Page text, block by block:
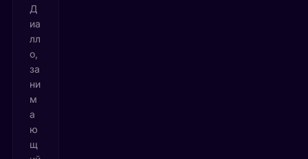
Д
иа
лл
о,
за
ни
м
а
ю
щ